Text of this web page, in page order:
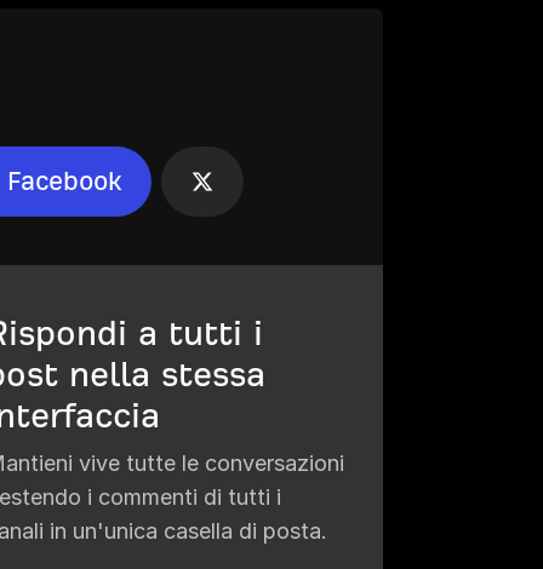
Facebook
a tutti i
nella stessa
vive tutte le conversazioni
i commenti di tutti i
in un'unica casella di posta.